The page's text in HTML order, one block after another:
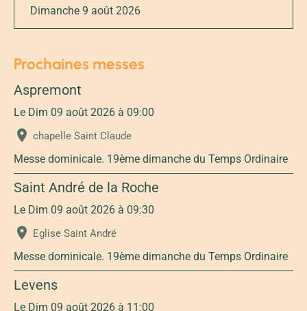
Dimanche 9 août 2026
Prochaines messes
Aspremont
Le Dim 09 août 2026 à 09:00
chapelle Saint Claude
Messe dominicale. 19ème dimanche du Temps Ordinaire
Saint André de la Roche
Le Dim 09 août 2026 à 09:30
Eglise Saint André
Messe dominicale. 19ème dimanche du Temps Ordinaire
Levens
Le Dim 09 août 2026 à 11:00